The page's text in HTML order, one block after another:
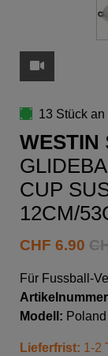
13 Stück an
WESTIN
CUP
12CM/
CHF 6.90
Für Fussball-
Modell: Poland
Lieferfrist: 1-2